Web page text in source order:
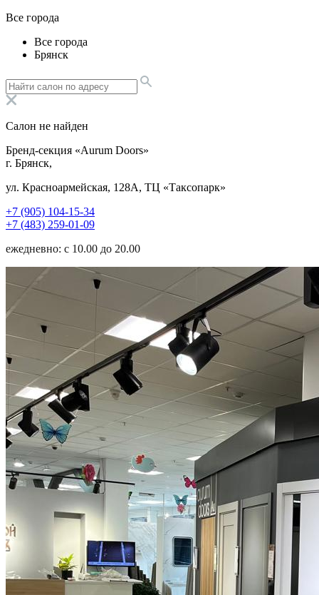
Все города
Все города
Брянск
Салон не найден
Бренд-секция «Aurum Doors»
г. Брянск,
ул. Красноармейская, 128А, ТЦ «Таксопарк»
+7 (905) 104-15-34
+7 (483) 259-01-09
ежедневно: с 10.00 до 20.00